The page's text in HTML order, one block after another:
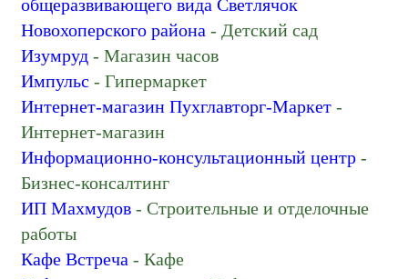
Оператор сотовой связи
Отделение полиции
Памятник, скульптура
Памятники и надгробия
Паспортные и миграционные службы
Пенсионный фонд
Платёжный терминал
Политическая партия
Почтовое отделение
Православный храм
общеразвивающего вида Светлячок
Новохоперского района - Детский сад
Изумруд - Магазин часов
Импульс - Гипермаркет
Интернет-магазин Пухглавторг-Маркет -
Интернет-магазин
Информационно-консультационный центр -
Бизнес-консалтинг
ИП Махмудов - Строительные и отделочные
работы
Кафе Встреча - Кафе